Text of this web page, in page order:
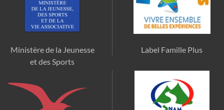
Ministère de la Jeunesse
et des Sports
Label Famille Plus